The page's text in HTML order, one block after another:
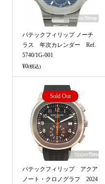
パテックフィリップ ノーチ
ラス 年次カレンダー Ref.
5740/1G-001
¥0(税込)
Sold Out
パテックフィリップ アクア
ノート・クロノグラフ 2024